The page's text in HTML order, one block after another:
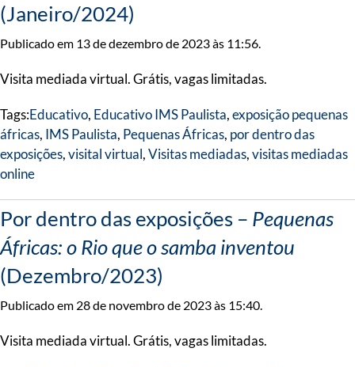
(Janeiro/2024)
Publicado em 13 de dezembro de 2023 às 11:56.
Visita mediada virtual. Grátis, vagas limitadas.
Tags:Educativo, Educativo IMS Paulista,exposição pequenas
áfricas, IMS Paulista, Pequenas Áfricas, por dentro das
exposições,visital virtual,Visitas mediadas,visitas mediadas
online
Por dentro das exposições – Pequenas
Áfricas: o Rio que o samba inventou
(Dezembro/2023)
Publicado em 28 de novembro de 2023 às 15:40.
Visita mediada virtual. Grátis, vagas limitadas.